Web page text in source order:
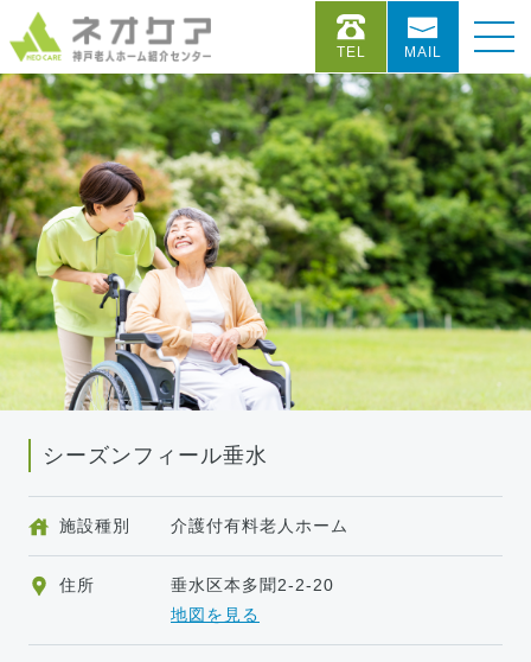
TEL MAIL
シーズンフィール垂水
施設種別 介護付有料老人ホーム
住所
垂水区本多聞2-2-20
地図を見る